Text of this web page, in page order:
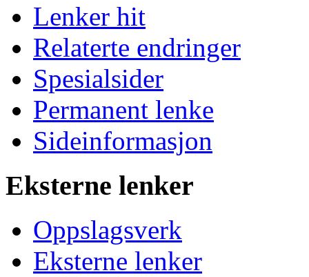
Lenker hit
Relaterte endringer
Spesialsider
Permanent lenke
Sideinformasjon
Eksterne lenker
Oppslagsverk
Eksterne lenker